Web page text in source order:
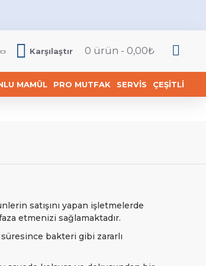
Karşılaştır 0 ürün - 0,00₺
MAMÜL PRO MUTFAK SERVIS ÇEŞITLI
satışını yapan işletmelerde
etmenizi sağlamaktadır.
bakteri gibi zararlı